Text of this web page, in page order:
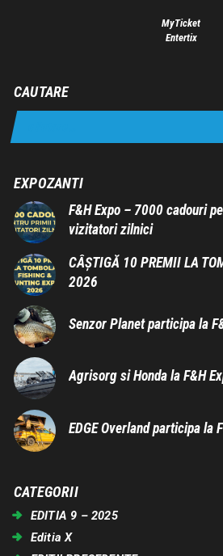
MyTicket
Entertix
CAUTARE
EXPOZANTI
F&H Expo – 7000 cadouri
vizitatori zilnici
CÂȘTIGĂ 10 PREMII LA
2026
Senzor Planet participa la
Agrisorg si Honda la F&H
EDGE Overland participa la
CATEGORII
EDITIA 9 – 2025
Editia X